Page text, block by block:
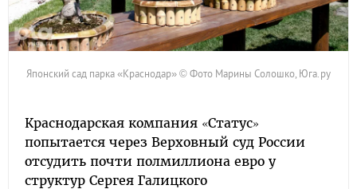
Японский сад парка «Краснодар» © Фото Марины Солошко, Юга.ру
Краснодарская компания «Статус»
попытается через Верховный суд России
отсудить почти полмиллиона евро у
структур Сергея Галицкого